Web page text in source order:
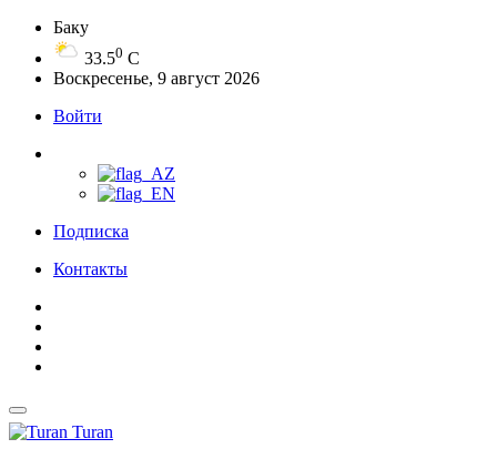
Баку
33.50 C
Воскресенье, 9 август 2026
Войти
Подписка
Контакты
Turan